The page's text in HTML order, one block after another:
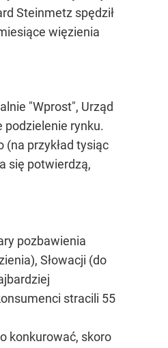
Steinmetz spędził
więzienia
"Wprost", Urząd
podzielenie rynku.
przykład tysiąc
się potwierdzą,
pozbawienia
Słowacji (do
stracili 55
konkurować, skoro